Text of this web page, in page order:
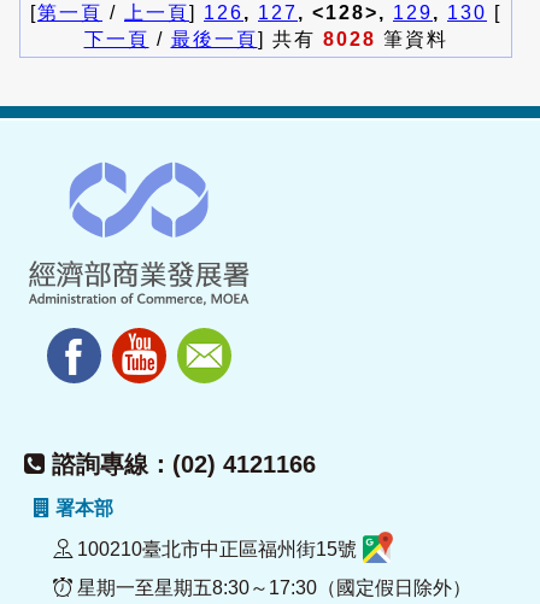
[第一頁 / 上一頁] 126, 127, <128>, 129, 130 [
下一頁 / 最後一頁] 共有 8028 筆資料
諮詢專線：(02) 4121166
署本部
100210臺北市中正區福州街15號
星期一至星期五8:30～17:30（國定假日除外）